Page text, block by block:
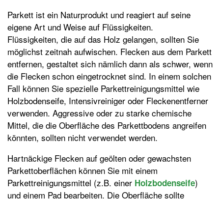
Parkett ist ein Naturprodukt und reagiert auf seine
eigene Art und Weise auf Flüssigkeiten.
Flüssigkeiten, die auf das Holz gelangen, sollten Sie
möglichst zeitnah aufwischen. Flecken aus dem Parkett
entfernen, gestaltet sich nämlich dann als schwer, wenn
die Flecken schon eingetrocknet sind. In einem solchen
Fall können Sie spezielle Parkettreinigungsmittel wie
Holzbodenseife, Intensivreiniger oder Fleckenentferner
verwenden. Aggressive oder zu starke chemische
Mittel, die die Oberfläche des Parkettbodens angreifen
könnten, sollten nicht verwendet werden.
Hartnäckige Flecken auf geölten oder gewachsten
Parkettoberflächen können Sie mit einem
Parkettreinigungsmittel (z.B. einer Holzbodenseife)
und einem Pad bearbeiten. Die Oberfläche sollte